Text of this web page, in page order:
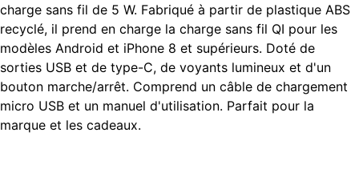
charge sans fil de 5 W. Fabriqué à partir de plastique ABS
recyclé, il prend en charge la charge sans fil QI pour les
modèles Android et iPhone 8 et supérieurs. Doté de
sorties USB et de type-C, de voyants lumineux et d'un
bouton marche/arrêt. Comprend un câble de chargement
micro USB et un manuel d'utilisation. Parfait pour la
marque et les cadeaux.